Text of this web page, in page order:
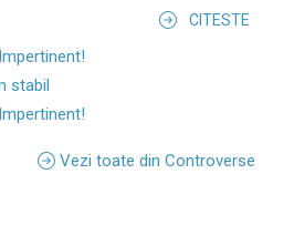
CITESTE
stabil
Vezi toate din Controverse